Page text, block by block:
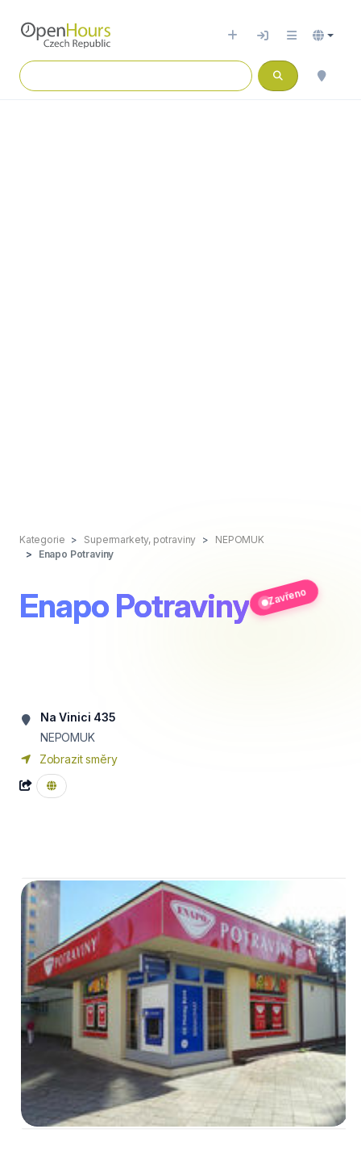
Kategorie Supermarkety, potraviny
NEPOMUK
Enapo Potraviny
Enapo Potraviny Zavřeno
Na Vinici 435
NEPOMUK
Zobrazit směry